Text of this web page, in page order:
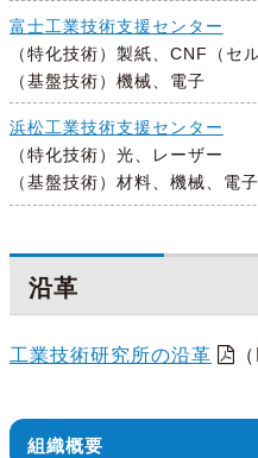
富士工業技術支援センター
（特化技術）製紙、CNF（セ
（基盤技術）機械、電子
浜松工業技術支援センター
（特化技術）光、レーザー
（基盤技術）材料、機械、電子
沿革
工業技術研究所の沿革
組織概要